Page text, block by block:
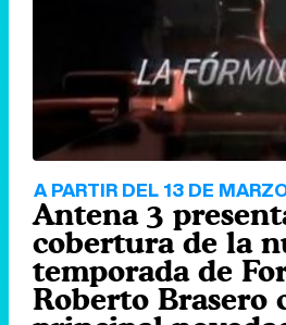
A PARTIR DEL 13 DE
Antena 3
cobertura de la
temporada de
Roberto Brasero